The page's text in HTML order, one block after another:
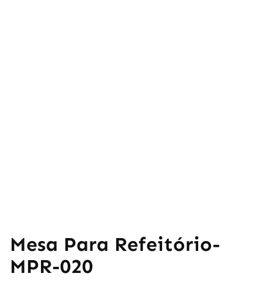
Mesa Para Refeitório-
MPR-020